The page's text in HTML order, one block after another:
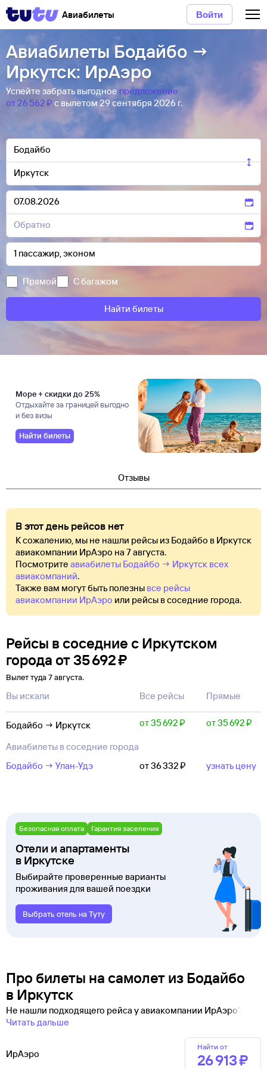
Авиабилеты Войти
Авиабилеты Бодайбо →
Иркутск: ИрАэро
Успейте забрать выгодноепредложение
от 26 ⁠562 ⁠₽ с вылетом 29 сентября 2026 г.
Прямой С багажом
Найти билеты
Море + скидки до 25%
Отдыхайте за границей выгодно
и без визы
Найти билеты
Отзывы
В этот день рейсов нет
К сожалению, мы не нашли рейсы из Бодайбо в Иркутск
авиакомпании ИрАэро на 7 августа.
Посмотрите авиабилеты Бодайбо → Иркутск всех
авиакомпаний.
Также вам могут быть полезны все рейсы
авиакомпании ИрАэро или рейсы в соседние города.
Рейсы в соседние с Иркутском
города от35 ⁠692 ⁠₽
Вылет туда 7 августа.
Вы искали Все рейсы Прямые
Бодайбо → Иркутск от 35 ⁠692 ⁠₽ от 35 ⁠692 ⁠₽
Авиабилеты в соседние города
Бодайбо → Улан-Удэ
от 36 ⁠332 ⁠₽ узнать цену
Безопасная оплата Гарантия заселения
Отели и апартаменты
в Иркутске
Выбирайте проверенные варианты
проживания для вашей поездки
Выбрать отель на Туту
Про билеты на самолет из Бодайбо
в Иркутск
Не нашли подходящего рейса у авиакомпании ИрАэро?
Читать дальше
ИрАэро
Найти от
26 ⁠913 ⁠₽